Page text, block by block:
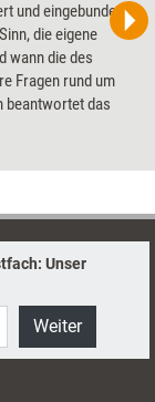
und eingebunden
die eigene
wann die des
Fragen rund um
beantwortet das
Unser
Weiter